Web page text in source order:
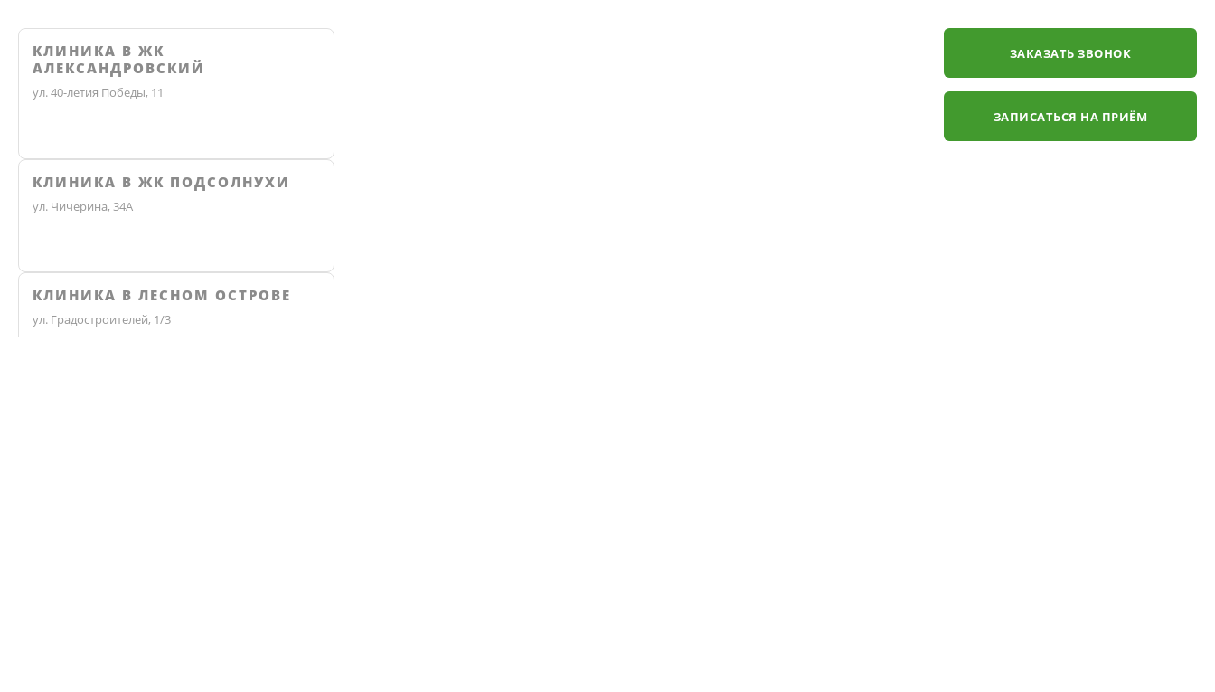
ЗАКАЗАТЬ ЗВОНОК
КЛИНИКА В ЖК
АЛЕКСАНДРОВСКИЙ
ул. 40-летия Победы, 11
КЛИНИКА В ЖК ПОДСОЛНУХИ
ул. Чичерина, 34А
КЛИНИКА В ЛЕСНОМ ОСТРОВЕ
ул. Градостроителей, 1/3
ЗАПИСАТЬСЯ НА ПРИЁМ